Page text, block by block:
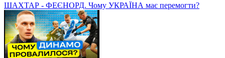
ШАХТАР - ФЕЄНОРД. Чому УКРАЇНА має перемогти?